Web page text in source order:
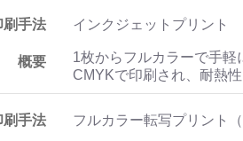
刷手法 インクジェットプリント
概要
1枚からフルカラーで手
CMYKで印刷され、耐熱
刷手法 フルカラー転写プリント